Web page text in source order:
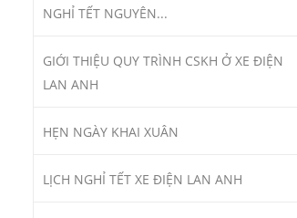
NGHỈ TẾT NGUYÊN...
GIỚI THIỆU QUY TRÌNH CSKH Ở XE ĐIỆN
LAN ANH
HẸN NGÀY KHAI XUÂN
LỊCH NGHỈ TẾT XE ĐIỆN LAN ANH